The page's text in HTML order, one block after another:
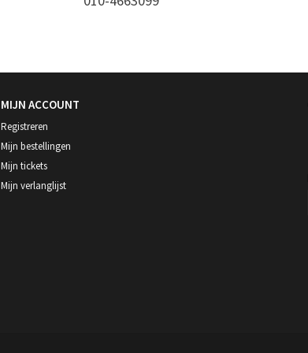
MIJN ACCOUNT
Registreren
Mijn bestellingen
Mijn tickets
Mijn verlanglijst